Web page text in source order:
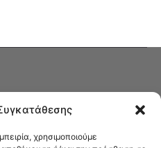
χρησιμοποιούμε